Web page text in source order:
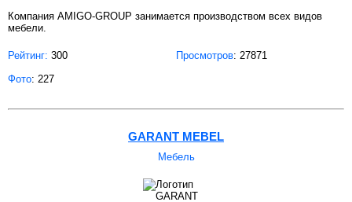
Компания AMIGO-GROUP занимается производством всех видов
мебели.
Рейтинг: 300 Просмотров: 27871
Фото: 227
GARANT MEBEL
Мебель